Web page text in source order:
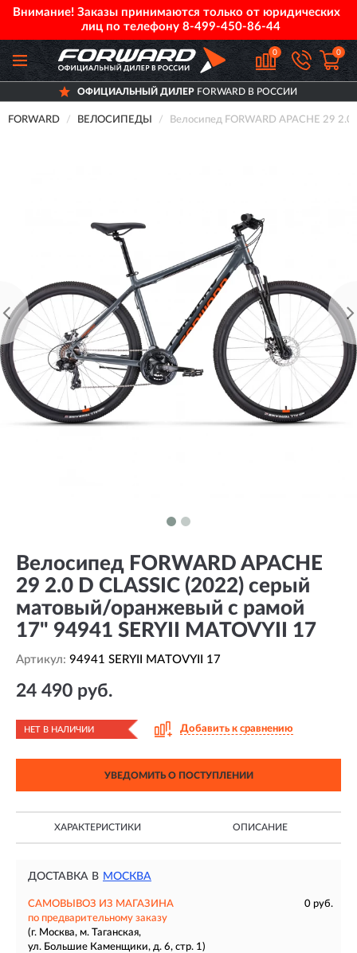
Внимание! Заказы принимаются только от юридических
лиц по телефону 8-499-450-86-44
0 0
ОФИЦИАЛЬНЫЙ ДИЛЕРFORWARD В РОССИИ
FORWARD ВЕЛОСИПЕДЫ Велосипед FORWARD APACHE 29
Велосипед FORWARD APACHE
29 2.0 D CLASSIC (2022) серый
матовый/оранжевый с рамой
17" 94941 SERYII MATOVYII 17
Артикул: 94941 SERYII MATOVYII 17
24 490 руб.
НЕТ В НАЛИЧИИ Добавить к сравнению
УВЕДОМИТЬ О ПОСТУПЛЕНИИ
ХАРАКТЕРИСТИКИ ОПИСАНИЕ
ДОСТАВКА В МОСКВА
САМОВЫВОЗ ИЗ МАГАЗИНА
0 руб.
по предварительному заказу
(г. Москва, м. Таганская,
ул. Большие Каменщики, д. 6, стр. 1)